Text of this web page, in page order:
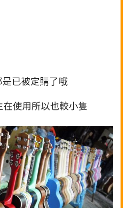
已被定購了哦
使用所以也較小隻